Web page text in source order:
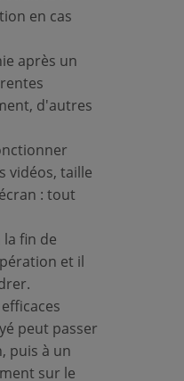
en cas
après un
d'autres
vidéos, taille
: tout
fin de
et il
peut passer
puis à un
sur le